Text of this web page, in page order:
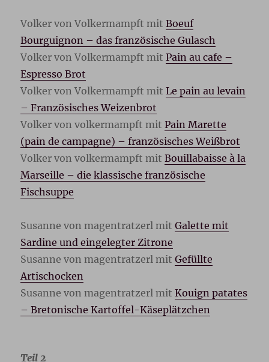
Volker von Volkermampft mitBoeuf
Bourguignon – das französische Gulasch
Volker von Volkermampft mitPain au cafe –
Espresso Brot
Volker von Volkermampft mitLe pain au levain
– Französisches Weizenbrot
Volker von volkermampft mitPain Marette
(pain de campagne) – französisches Weißbrot
Volker von volkermampft mitBouillabaisse à la
Marseille – die klassische französische
Fischsuppe
Susanne von magentratzerl mitGalette mit
Sardine und eingelegter Zitrone
Susanne von magentratzerl mitGefüllte
Artischocken
Susanne von magentratzerl mitKouign patates
– Bretonische Kartoffel-Käseplätzchen
Teil 2